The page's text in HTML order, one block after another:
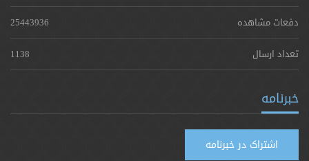
دفعات مشاهده
25443936
تعداد ارسال
1138
خبرنامه
اشتراک در خبرنامه